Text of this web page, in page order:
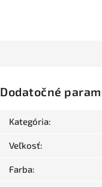
Dodatočné
Kategória:
Veľkosť:
Farba: